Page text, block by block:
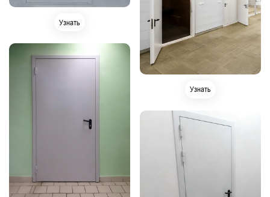
Узнать
Узнать